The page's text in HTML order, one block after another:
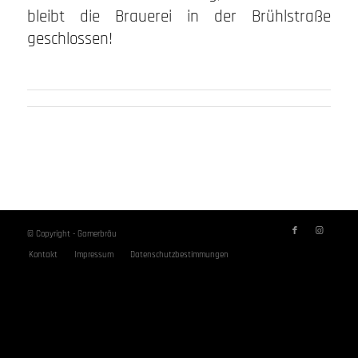
bleibt die Brauerei in der Brühlstraße
geschlossen!
© Copyright - Gamerbräu
Kontakt
Impressum Datenschutzbestimmungen